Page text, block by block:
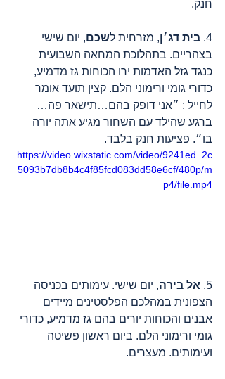
חנק.
4. בית דג׳ן, מזרחית לשכם, יום שישי
בצהריים. בתהלוכת המחאה השבועית
כנגד גזל האדמות ירו הכוחות גז מדמיע,
כדורי גומי ורימוני הלם. קצין תועד אומר
לחייל : ״אני דופק בהם…תישאר פה…
ברגע שהילד עם השחור מגיע אתה יורה
בו״. פציעות חנק בלבד.
https://video.wixstatic.com/video/9241ed_2c
5093b7db8b4c4f85fcd083dd58e6cf/480p/m
p4/file.mp4
5. אל בירה, יום שישי. עימותים בכניסה
הצפונית במהלכם הפלסטינים מיידים
אבנים והכוחות יורים בהם גז מדמיע, כדורי
גומי ורימוני הלם. ביום ראשון פשיטה
ועימותים. מעצרים.